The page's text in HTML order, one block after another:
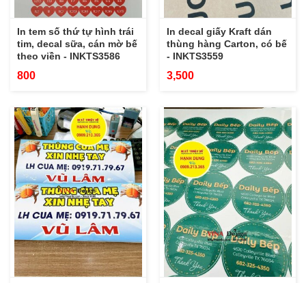
In tem số thứ tự hình trái
tim, decal sữa, cán mờ bế
theo viền - INKTS3586
800
In decal giấy Kraft dán
thùng hàng Carton, có bế
- INKTS3559
3,500